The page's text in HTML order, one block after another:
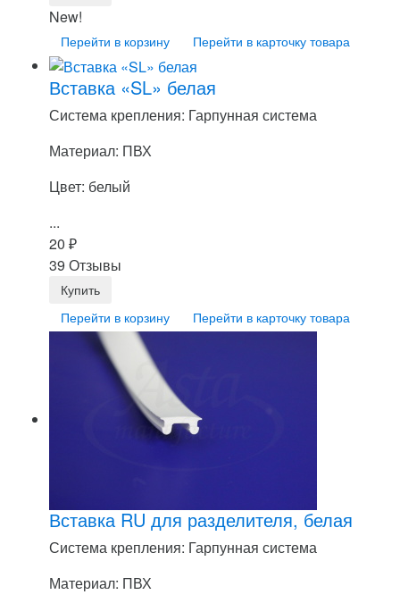
New!
Перейти в корзину Перейти в карточку товара
Вставка «SL» белая
Система крепления: Гарпунная система
Материал: ПВХ
Цвет: белый
...
20 ₽
39 Отзывы
Перейти в корзину Перейти в карточку товара
Вставка RU для разделителя, белая
Система крепления: Гарпунная система
Материал: ПВХ